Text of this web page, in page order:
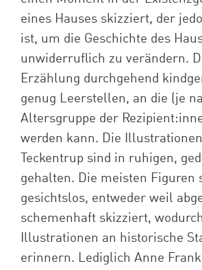
eines Hauses skizziert, der
ist, um die Geschichte des
unwiderruflich zu verändern.
Erzählung durchgehend
genug Leerstellen, an die (je
Altersgruppe der
werden kann. Die
Teckentrup sind in ruhigen,
gehalten. Die meisten Figuren
gesichtslos, entweder weil
schemenhaft skizziert,
Illustrationen an historische
erinnern. Lediglich Anne